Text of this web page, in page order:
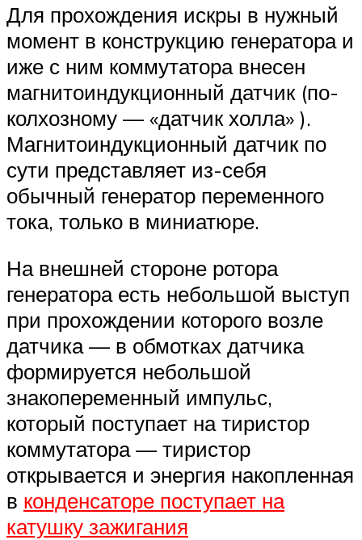
Для прохождения искры в нужный
момент в конструкцию генератора и
иже с ним коммутатора внесен
магнитоиндукционный датчик (по-
колхозному — «датчик холла» ).
Магнитоиндукционный датчик по
сути представляет из-себя
обычный генератор переменного
тока, только в миниатюре.
На внешней стороне ротора
генератора есть небольшой выступ
при прохождении которого возле
датчика — в обмотках датчика
формируется небольшой
знакопеременный импульс,
который поступает на тиристор
коммутатора — тиристор
открывается и энергия накопленная
в конденсаторе поступает на
катушку зажигания